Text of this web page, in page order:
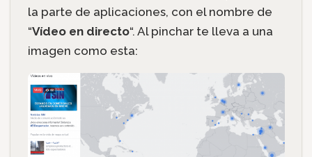
la parte de aplicaciones, con el nombre de
“Vídeo en directo“. Al pinchar te lleva a una
imagen como esta: